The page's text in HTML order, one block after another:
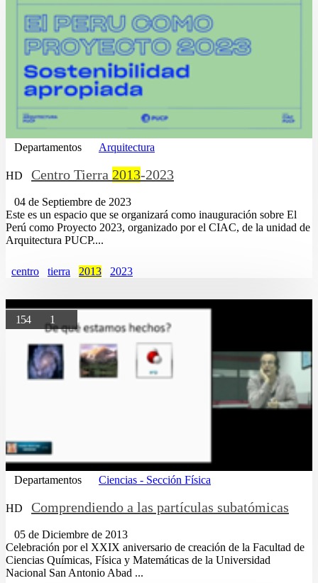
Departamentos Arquitectura
HD Centro Tierra 2013-2023
04 de Septiembre de 2023
Este es un espacio que se organizará como inauguración sobre El
Perú como Proyecto 2023, organizado por el CIAC, de la unidad de
Arquitectura PUCP....
centro tierra 2013 2023
154 1
Departamentos Ciencias - Sección Física
HD Comprendiendo a las partículas subatómicas
05 de Diciembre de 2013
Celebración por el XXIX aniversario de creación de la Facultad de
Ciencias Químicas, Física y Matemáticas de la Universidad
Nacional San Antonio Abad ...